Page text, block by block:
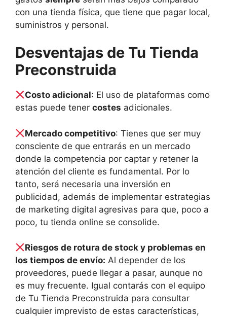
con una tienda física, que tiene que pagar local,
suministros y personal.
Desventajas de Tu Tienda
Preconstruida
Costo adicional: El uso de plataformas como
estas puede tener costes adicionales.
Mercado competitivo: Tienes que ser muy
consciente de que entrarás en un mercado
donde la competencia por captar y retener la
atención del cliente es fundamental. Por lo
tanto, será necesaria una inversión en
publicidad, además de implementar estrategias
de marketing digital agresivas para que, poco a
poco, tu tienda online se consolide.
Riesgos de rotura de stock y problemas en
los tiempos de envío: Al depender de los
proveedores, puede llegar a pasar, aunque no
es muy frecuente. Igual contarás con el equipo
de Tu Tienda Preconstruida para consultar
cualquier imprevisto de estas características,